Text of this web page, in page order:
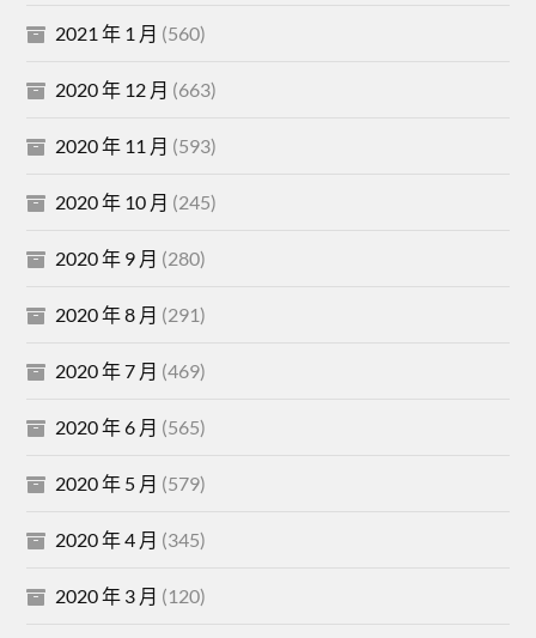
2021 年 1 月 (560)
2020 年 12 月 (663)
2020 年 11 月 (593)
2020 年 10 月 (245)
2020 年 9 月 (280)
2020 年 8 月 (291)
2020 年 7 月 (469)
2020 年 6 月 (565)
2020 年 5 月 (579)
2020 年 4 月 (345)
2020 年 3 月 (120)